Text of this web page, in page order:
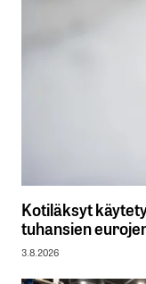
Kotiläksyt
tuhansien
3.8.2026